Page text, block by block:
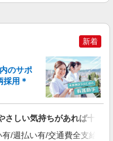
◎
詳細を見る
NEW
〜♪サ高住の看護職員
新着
のサポ
採用＊
さしい気持ちがあれば十分◎
/週払い有/交通費全支給(ガ